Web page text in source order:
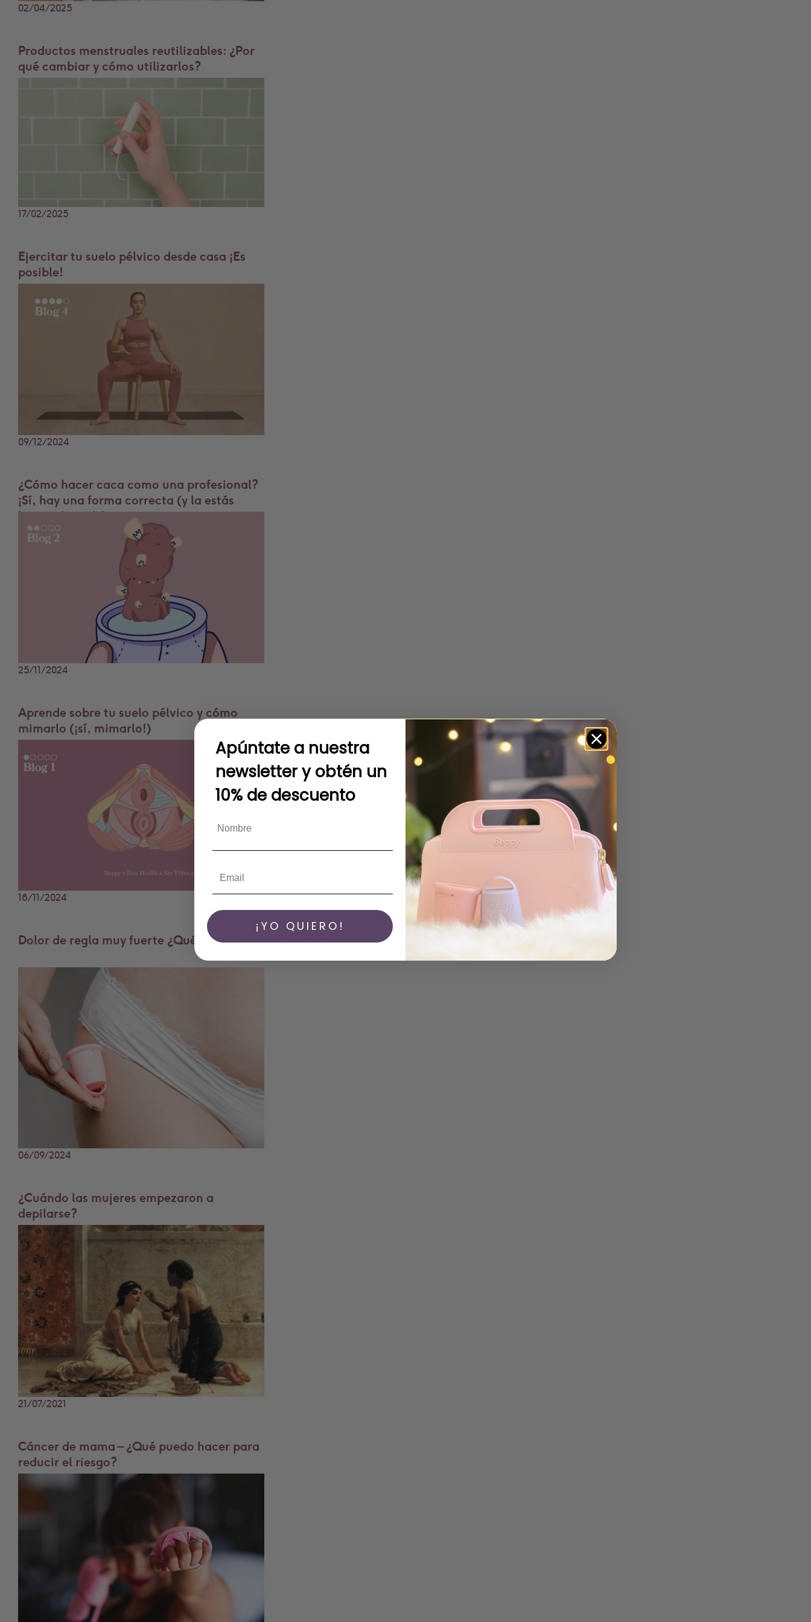
02/04/2025
Productos menstruales reutilizables: ¿Por
qué cambiar y cómo utilizarlos?
17/02/2025
Ejercitar tu suelo pélvico desde casa ¡Es
posible!
09/12/2024
¿Cómo hacer caca como una profesional?
¡Sí, hay una forma correcta (y la estás
haciendo mal)!
25/11/2024
Aprende sobre tu suelo pélvico y cómo
mimarlo (¡sí, mimarlo!)
18/11/2024
Dolor de regla muy fuerte ¿Qué hacer?
06/09/2024
¿Cuándo las mujeres empezaron a
depilarse?
21/07/2021
Cáncer de mama – ¿Qué puedo hacer para
reducir el riesgo?
Apúntate a nuestra
newsletter y obtén un
10% de descuento
¡YO QUIERO!